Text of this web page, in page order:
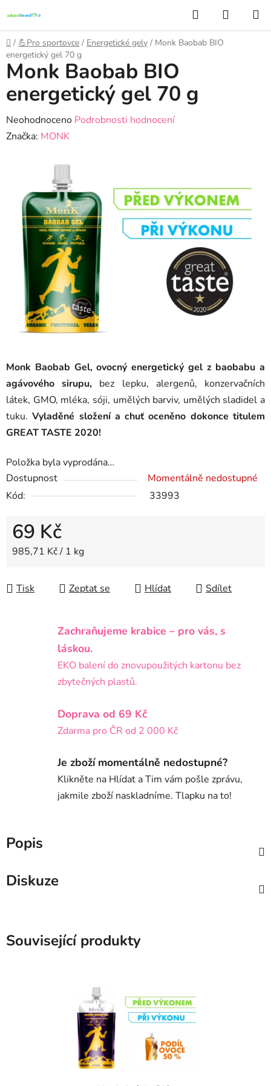
na
obsah
Hledat
KOŠÍK
Domů
/ 💪Pro sportovce / Energetické gely / Monk Baobab BIO
energetický gel 70 g
Monk Baobab Gel, ovocný energetický gel z baobabu a
agávového sirupu, bez lepku, alergenů, konzervačních
látek, GMO, mléka, sóji, umělých barviv, umělých sladidel a
tuku.Vyladěné složení a chuť oceněno dokonce titulem
GREAT TASTE 2020!
Položka byla vyprodána…
Dostupnost
Momentálně nedostupné
Kód:
33993
69 Kč
Měrná cena:
985,71 Kč / 1 kg
Tisk Zeptat se Hlídat Sdílet
Monk Baobab BIO
energetický gel 70 g
Průměrné
hodnocení
hvězdiček.
Neohodnoceno Podrobnosti hodnocení
Značka: MONK
Zachraňujeme krabice – pro vás, s
láskou.
EKO balení do znovupoužitých kartonu bez
zbytečných plastů.
Doprava od 69 Kč
Zdarma pro ČR od 2 000 Kč
Je zboží momentálně nedostupné?
Klikněte na Hlídat a Tim vám pošle zprávu,
jakmile zboží naskladníme. Tlapku na to!
Popis
Diskuze
Související produkty